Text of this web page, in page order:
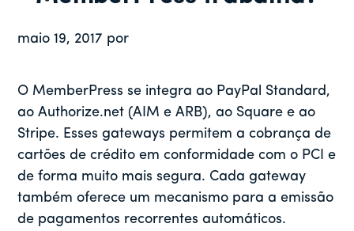
WordPress
maio 19, 2017 por
O MemberPress se integra ao PayPal Standard,
ao Authorize.net (AIM e ARB), ao Square e ao
Stripe. Esses gateways permitem a cobrança de
cartões de crédito em conformidade com o PCI e
de forma muito mais segura. Cada gateway
também oferece um mecanismo para a emissão
de pagamentos recorrentes automáticos.